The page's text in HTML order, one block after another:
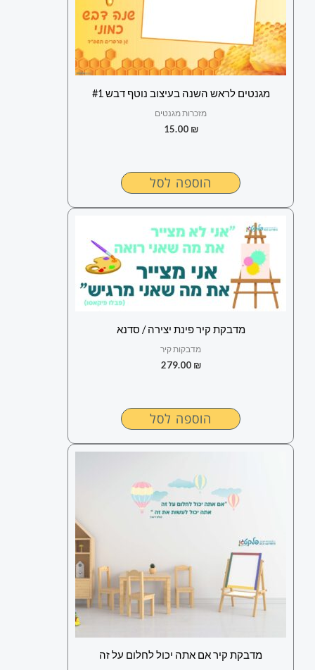
מגנטים לראש השנה בעיצוב נוטף דבש #1
מזכרות מגנטים
15.00 ₪
הוספה לסל
מדבקת קיר פינת יצירה / סדנא
מדבקות קיר
279.00 ₪
הוספה לסל
מדבקת קיר אם אתה יכול לחלום על זה